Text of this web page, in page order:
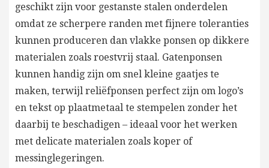
geschikt zijn voor gestanste stalen onderdelen
omdat ze scherpere randen met fijnere toleranties
kunnen produceren dan vlakke ponsen op dikkere
materialen zoals roestvrij staal. Gatenponsen
kunnen handig zijn om snel kleine gaatjes te
maken, terwijl reliëfponsen perfect zijn om logo’s
en tekst op plaatmetaal te stempelen zonder het
daarbij te beschadigen – ideaal voor het werken
met delicate materialen zoals koper of
messinglegeringen.